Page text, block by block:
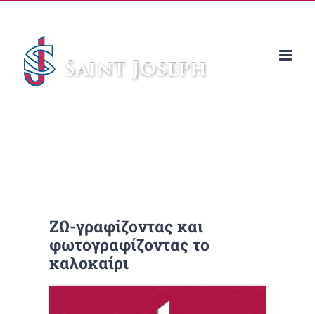
περιεχόμενο
ΖΩ-γραφίζοντας και
φωτογραφίζοντας το
καλοκαίρι